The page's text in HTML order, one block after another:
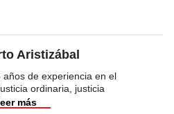
Aristizábal
años de experiencia en el
ordinaria, justicia
más